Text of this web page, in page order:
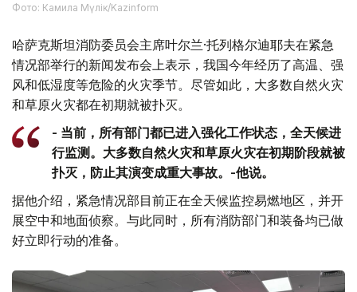
Фото: Камила Мүлік/Kazinform
哈萨克斯坦消防委员会主席叶尔兰·托列格尔迪耶夫在紧急
情况部举行的新闻发布会上表示，我国今年经历了高温、强
风和低湿度等危险的火灾季节。尽管如此，大多数自然火灾
和草原火灾都在初期就被扑灭。
- 当前，所有部门都已进入强化工作状态，全天候进
行监测。大多数自然火灾和草原火灾在初期阶段就被
扑灭，防止其演变成重大事故。-他说。
据他介绍，紧急情况部目前正在全天候监控易燃地区，并开
展空中和地面侦察。与此同时，所有消防部门和装备均已做
好立即行动的准备。